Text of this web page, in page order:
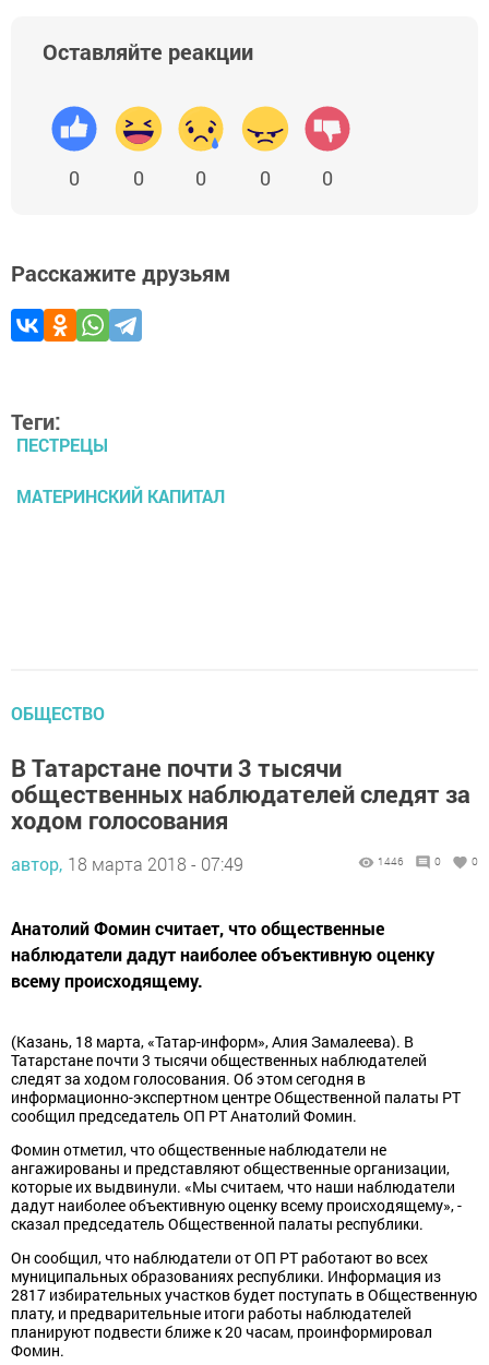
Оставляйте реакции
0 0 0 0 0
Расскажите друзьям
Теги:
ПЕСТРЕЦЫ
МАТЕРИНСКИЙ КАПИТАЛ
ОБЩЕСТВО
В Татарстане почти 3 тысячи
общественных наблюдателей следят за
ходом голосования
автор, 18 марта 2018 - 07:49 1446 0 0
Анатолий Фомин считает, что общественные
наблюдатели дадут наиболее объективную оценку
всему происходящему.
(Казань, 18 марта, «Татар-информ», Алия Замалеева). В
Татарстане почти 3 тысячи общественных наблюдателей
следят за ходом голосования. Об этом сегодня в
информационно-экспертном центре Общественной палаты РТ
сообщил председатель ОП РТ Анатолий Фомин.
Фомин отметил, что общественные наблюдатели не
ангажированы и представляют общественные организации,
которые их выдвинули. «Мы считаем, что наши наблюдатели
дадут наиболее объективную оценку всему происходящему», -
сказал председатель Общественной палаты республики.
Он сообщил, что наблюдатели от ОП РТ работают во всех
муниципальных образованиях республики. Информация из
2817 избирательных участков будет поступать в Общественную
плату, и предварительные итоги работы наблюдателей
планируют подвести ближе к 20 часам, проинформировал
Фомин.